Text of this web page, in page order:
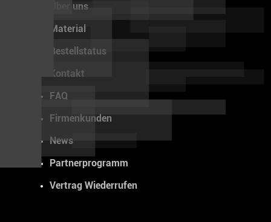
Über uns
Material
Bestellstatus
Kontakt
FAQ
Firmenkunden
News
Partnerprogramm
Vertrag Wiederrufen